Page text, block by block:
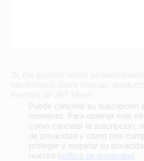
Sí, me gustaría recibir
electrónicos sobre noticias,
eventos de JBT Marel.
Puede cancelar su suscripción
momento. Para obtener más
cómo cancelar la suscripción,
de privacidad y cómo nos
proteger y respetar su
nuestra política de privacidad.